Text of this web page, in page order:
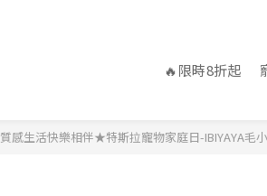
🔥限時8折起
質感生活快樂相伴★特斯拉寵物家庭日-IBIYAYA毛